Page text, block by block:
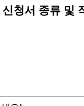
청서 종류 및